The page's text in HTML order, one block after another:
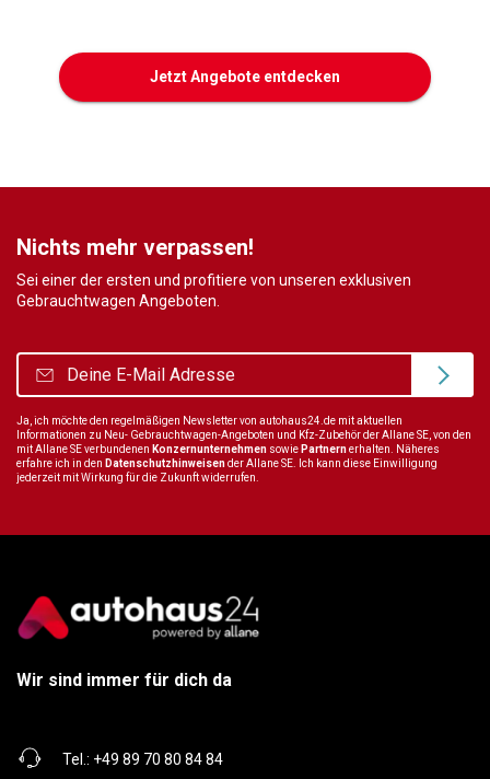
Jetzt Angebote entdecken
Nichts mehr verpassen!
Sei einer der ersten und profitiere von unseren exklusiven
Gebrauchtwagen Angeboten.
Ja, ich möchte den regelmäßigen Newsletter von autohaus24.de mit aktuellen
Informationen zu Neu- Gebrauchtwagen-Angeboten und Kfz-Zubehör der Allane SE, von den
mit Allane SE verbundenen Konzernunternehmen sowie Partnernerhalten. Näheres
erfahre ich in den Datenschutzhinweisender Allane SE. Ich kann diese Einwilligung
jederzeit mit Wirkung für die Zukunft widerrufen.
Wir sind immer für dich da
Tel.: +49 89 70 80 84 84